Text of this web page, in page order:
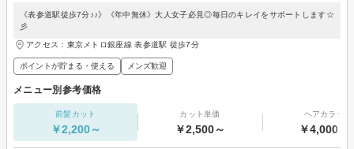
《表参道駅徒歩7分♪♪》《年中無休》大人女子必見◎毎日のキレイをサポートします☆
彡
アクセス：東京メトロ銀座線 表参道駅 徒歩7分
ポイントが貯まる・使える メンズ歓迎
メニュー別参考価格
前髪カット
￥2,200～
カット単価
￥2,500～
ヘアカラー
￥4,000～